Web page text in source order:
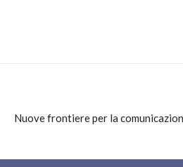
Nuove frontiere per la